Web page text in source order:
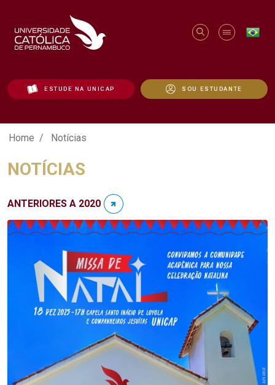
ESTUDE NA UNICAP SOU ESTUDANTE
Notícias - Unicap
Home Notícias
NOTÍCIAS
ANTERIORES A 2020